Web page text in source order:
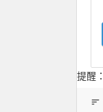
提醒：